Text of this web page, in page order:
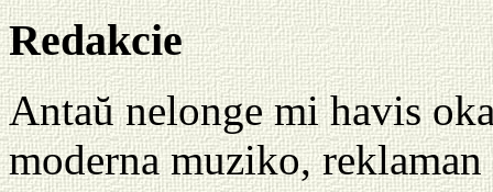
Redakcie
Antaŭ nelonge mi havis
moderna muziko,